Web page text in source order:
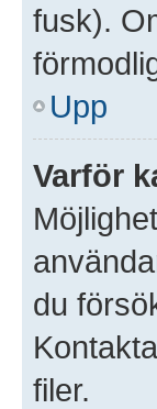
fusk).
Upp
Varför
du
filer.